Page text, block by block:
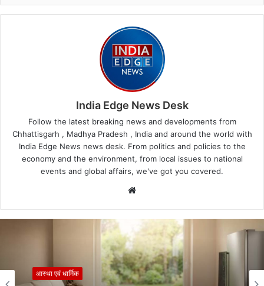
India Edge News Desk
Follow the latest breaking news and developments from
Chhattisgarh , Madhya Pradesh , India and around the world with
India Edge News news desk. From politics and policies to the
economy and the environment, from local issues to national
events and global affairs, we've got you covered.
Website
आस्था एवं धार्मिक